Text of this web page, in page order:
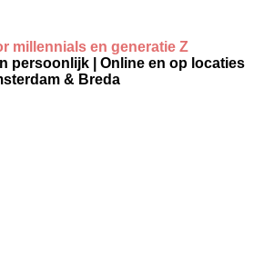
millennials en generatie Z
persoonlijk | Online en op locaties
& Breda